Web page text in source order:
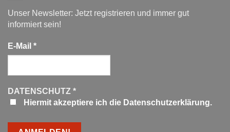
Unser Newsletter: Jetzt registrieren und immer gut
informiert sein!
E-Mail *
DATENSCHUTZ *
Hiermit akzeptiere ich die Datenschutzerklärung.